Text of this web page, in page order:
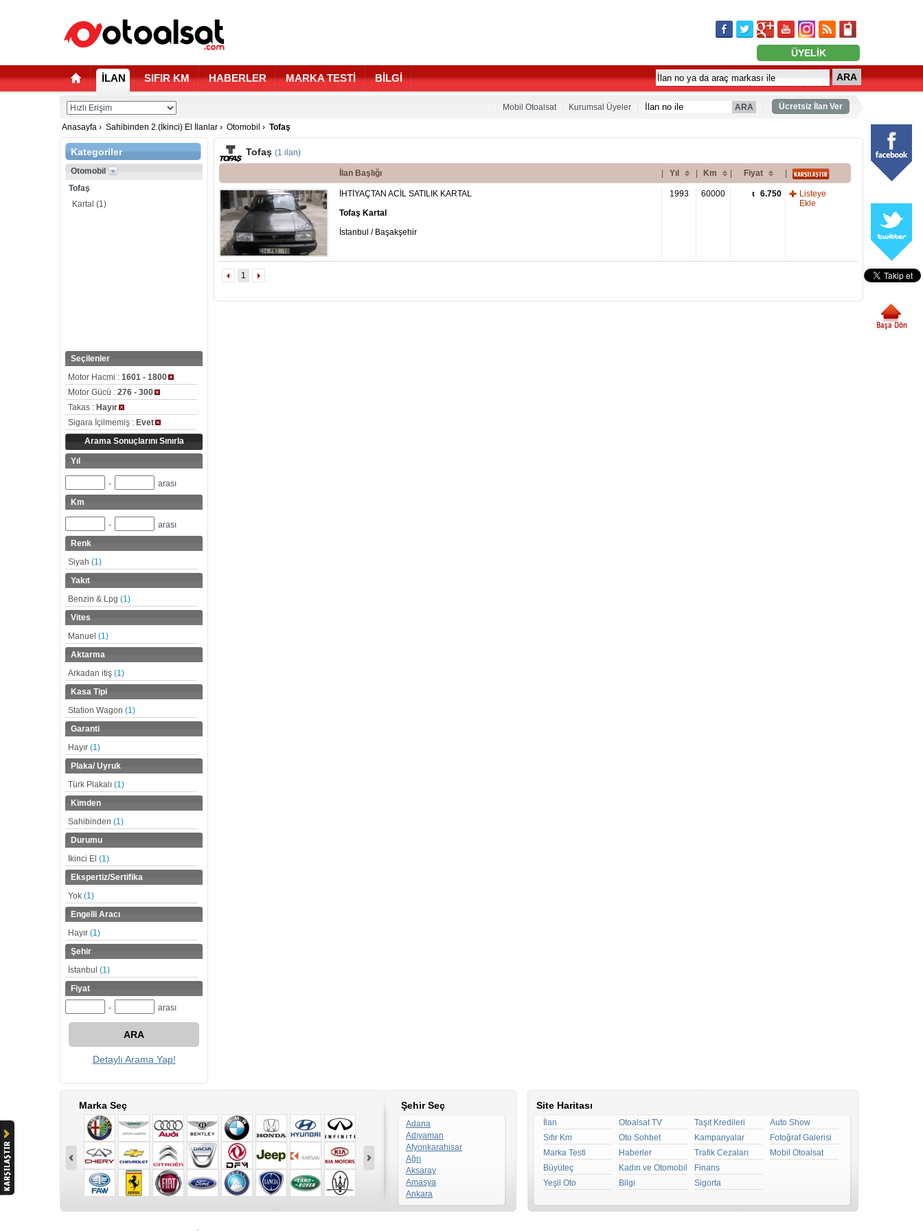
ÜYELİK
İLAN SIFIR KM HABERLER MARKA TESTİ BİLGİ ARA
Ücretsiz İlan Ver
Mobil Otoalsat Kurumsal Üyeler ARA
Anasayfa › Sahibinden 2.(İkinci) El İlanlar › Otomobil › Tofaş
Kategoriler
Otomobil
Tofaş
Kartal (1)
Seçilenler
Motor Hacmi : 1601 - 1800
Motor Gücü : 276 - 300
Takas : Hayır
Sigara İçilmemiş : Evet
Arama Sonuçlarını Sınırla
Yıl
-
arası
Km
-
arası
Renk
Siyah (1)
Yakıt
Benzin & Lpg (1)
Vites
Manuel (1)
Aktarma
Arkadan itiş (1)
Kasa Tipi
Station Wagon (1)
Garanti
Hayır (1)
Plaka/ Uyruk
Türk Plakalı (1)
Kimden
Sahibinden (1)
Durumu
İkinci El (1)
Ekspertiz/Sertifika
Yok (1)
Engelli Aracı
Hayır (1)
Şehir
İstanbul (1)
Fiyat
-
arası
ARA
Detaylı Arama Yap!
Tofaş (1 ilan)
İlan Başlığı Yıl Km Fiyat
İHTİYAÇTAN ACİL SATILIK KARTAL
Tofaş Kartal
İstanbul / Başakşehir
1993 60000 6.750
Listeye
Ekle
1
Marka Seç Şehir Seç
Adana
Adıyaman
Afyonkarahisar
Ağrı
Aksaray
Amasya
Ankara
Antalya
Site Haritası
İlan
Sıfır Km
Marka Testi
Büyüteç
Yeşil Oto
Otoalsat TV
Oto Sohbet
Haberler
Kadın ve Otomobil
Bilgi
Taşıt Kredileri
Kampanyalar
Trafik Cezaları
Finans
Sigorta
Auto Show
Fotoğraf Galerisi
Mobil Otoalsat